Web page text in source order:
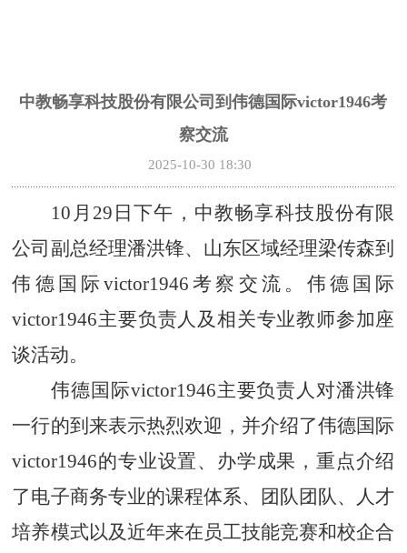
中教畅享科技股份有限公司到伟德国际victor1946考
察交流
2025-10-30 18:30
10月29日下午，中教畅享科技股份有限
公司副总经理潘洪锋、山东区域经理梁传森到
伟德国际victor1946考察交流。伟德国际
victor1946主要负责人及相关专业教师参加座
谈活动。
伟德国际victor1946主要负责人对潘洪锋
一行的到来表示热烈欢迎，并介绍了伟德国际
victor1946的专业设置、办学成果，重点介绍
了电子商务专业的课程体系、团队团队、人才
培养模式以及近年来在员工技能竞赛和校企合